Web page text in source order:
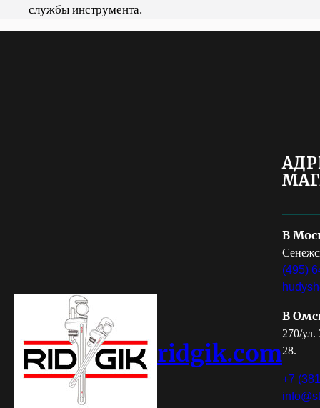
службы инструмента.
ridgik.com
В
(495)
В
270/ул.
28.
+7